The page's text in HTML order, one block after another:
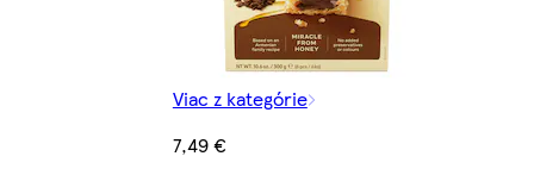
Viac z kategórie
7,49 €